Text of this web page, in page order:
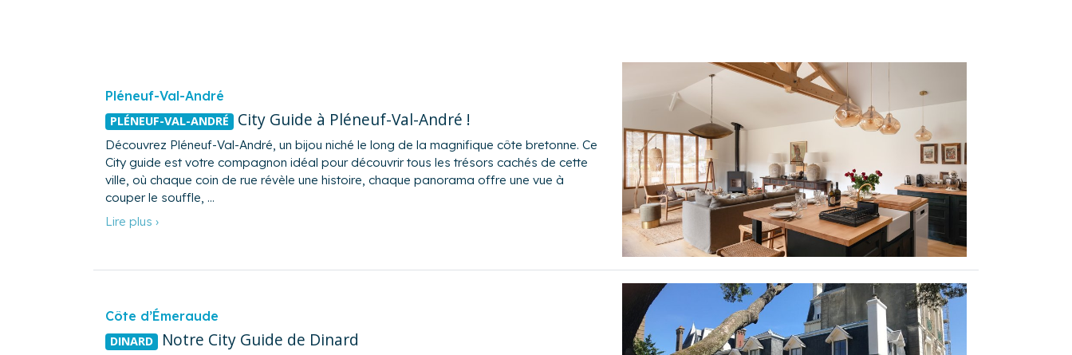
Pléneuf-Val-André
PLÉNEUF-VAL-ANDRÉ City Guide à Pléneuf-Val-André !
Découvrez Pléneuf-Val-André, un bijou niché le long de la magnifique côte bretonne. Ce
City guide est votre compagnon idéal pour découvrir tous les trésors cachés de cette
ville, où chaque coin de rue révèle une histoire, chaque panorama offre une vue à
couper le souffle, …
Lire plus ›
Côte d’Émeraude
DINARD Notre City Guide de Dinard